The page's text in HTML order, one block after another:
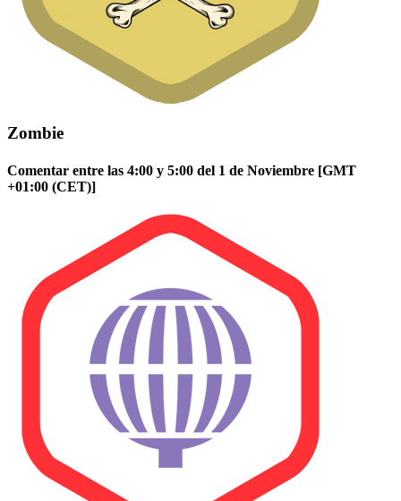
Zombie
Comentar entre las 4:00 y 5:00 del 1 de Noviembre [GMT
+01:00 (CET)]